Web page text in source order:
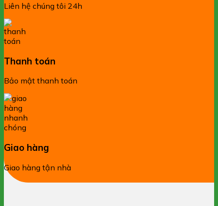
Liên hệ chúng tôi 24h
Thanh toán
Bảo mật thanh toán
Giao hàng
Giao hàng tận nhà